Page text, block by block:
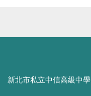
新北市私立中信高級中學